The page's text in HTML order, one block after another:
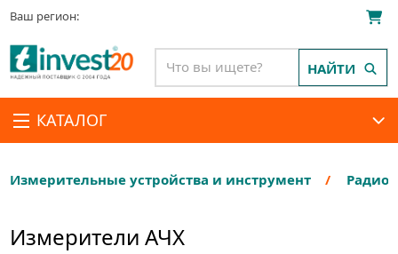
Ваш регион:
КАТАЛОГ
НАЙТИ
Измерительные устройства и инструмент
Измерители АЧХ